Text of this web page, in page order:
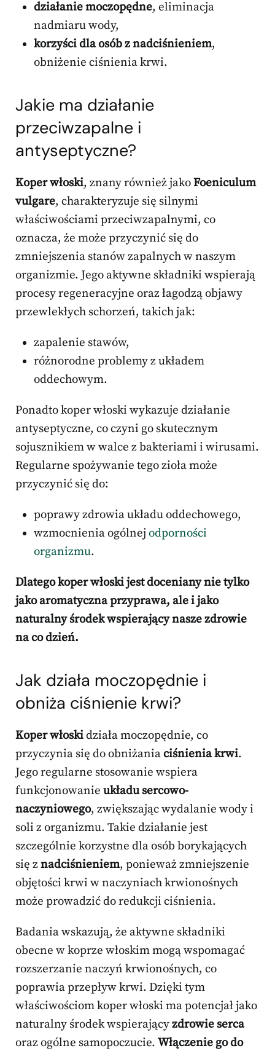
działanie moczopędne, eliminacja
nadmiaru wody,
korzyści dla osób z nadciśnieniem,
obniżenie ciśnienia krwi.
Jakie ma działanie
przeciwzapalne i
antyseptyczne?
Koper włoski, znany również jakoFoeniculum
vulgare, charakteryzuje się silnymi
właściwościami przeciwzapalnymi, co
oznacza, że może przyczynić się do
zmniejszenia stanów zapalnych w naszym
organizmie. Jego aktywne składniki wspierają
procesy regeneracyjne oraz łagodzą objawy
przewlekłych schorzeń, takich jak:
zapalenie stawów,
różnorodne problemy z układem
oddechowym.
Ponadto koper włoski wykazuje działanie
antyseptyczne, co czyni go skutecznym
sojusznikiem w walce z bakteriami i wirusami.
Regularne spożywanie tego zioła może
przyczynić się do:
poprawy zdrowia układu oddechowego,
wzmocnienia ogólnejodporności
organizmu.
Dlatego koper włoski jest doceniany nie tylko
jako aromatyczna przyprawa, ale i jako
naturalny środek wspierający nasze zdrowie
na co dzień.
Jak działa moczopędnie i
obniża ciśnienie krwi?
Koper włoskidziała moczopędnie, co
przyczynia się do obniżaniaciśnienia krwi.
Jego regularne stosowanie wspiera
funkcjonowanie układu sercowo-
naczyniowego, zwiększając wydalanie wody i
soli z organizmu. Takie działanie jest
szczególnie korzystne dla osób borykających
się znadciśnieniem, ponieważ zmniejszenie
objętości krwi w naczyniach krwionośnych
może prowadzić do redukcji ciśnienia.
Badania wskazują, że aktywne składniki
obecne w koprze włoskim mogą wspomagać
rozszerzanie naczyń krwionośnych, co
poprawia przepływ krwi. Dzięki tym
właściwościom koper włoski ma potencjał jako
naturalny środek wspierającyzdrowie serca
oraz ogólne samopoczucie. Włączenie go do